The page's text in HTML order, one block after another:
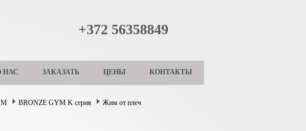
+372 56358849
НАС ЗАКАЗАТЬ ЦЕНЫ КОНТАКТЫ
BRONZE GYM K серия
Жим от плеч